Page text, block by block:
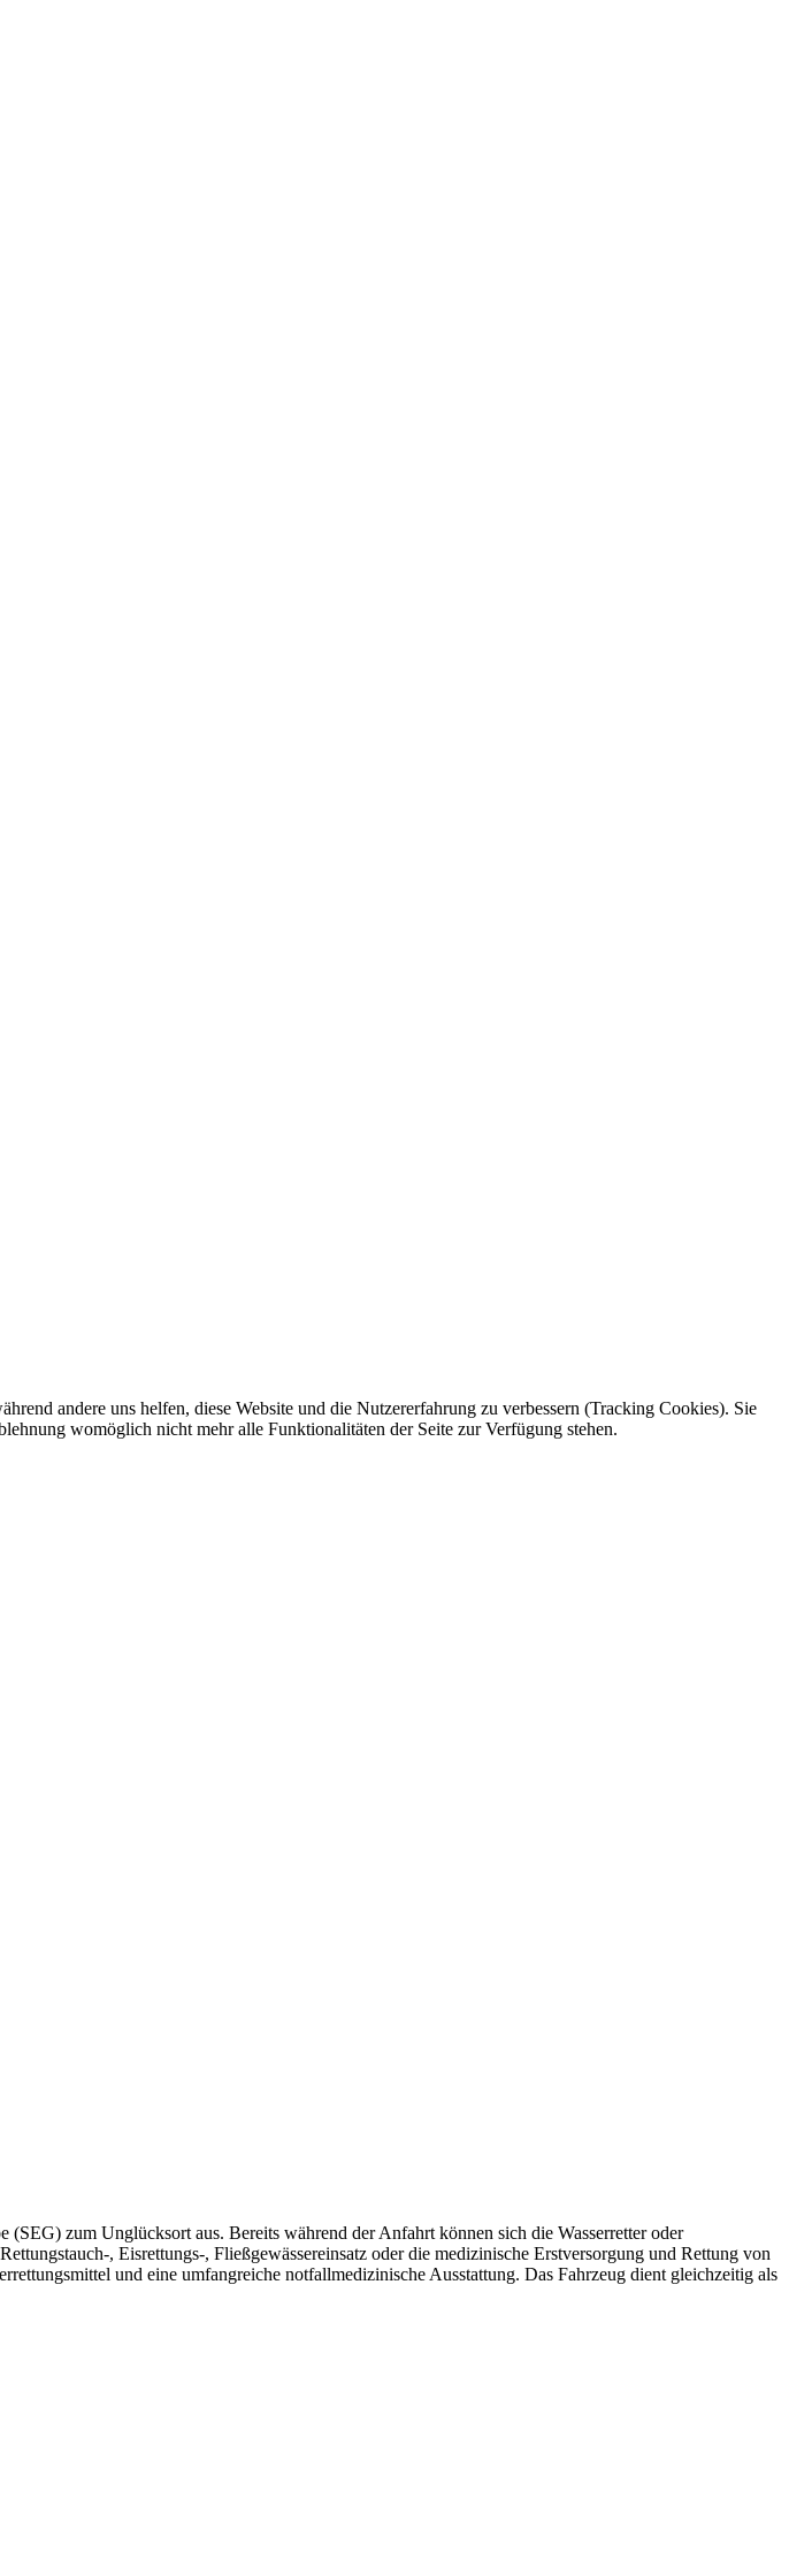
zum Unglücksort aus. Bereits während der Anfahrt können sich die Wasserretter oder
, Eisrettungs-, Fließgewässereinsatz oder die medizinische Erstversorgung und Rettung von
und eine umfangreiche notfallmedizinische Ausstattung. Das Fahrzeug dient gleichzeitig als
andere uns helfen, diese Website und die Nutzererfahrung zu verbessern (Tracking Cookies). Sie
womöglich nicht mehr alle Funktionalitäten der Seite zur Verfügung stehen.